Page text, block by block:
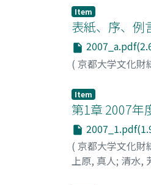
Item
表紙、序、例
( 京都大学文化財
Item
第1章 2007年
( 京都大学文化財
上原, 真人; 清水,